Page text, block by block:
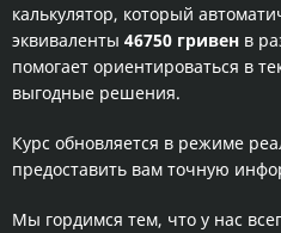
калькулятор, который
эквиваленты 46750 гривен в
помогает ориентироваться в
выгодные решения.
Курс обновляется в режиме
предоставить вам точную
Мы гордимся тем, что у нас